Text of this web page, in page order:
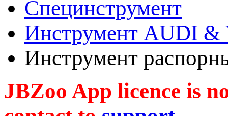
Специнструмент
Инструмент AUDI &
Инструмент
JBZoo App licence is